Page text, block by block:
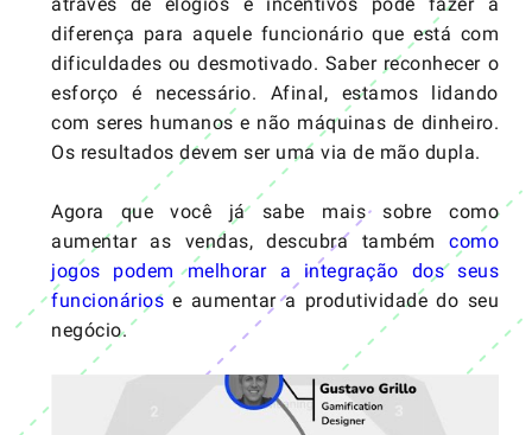
diferença para aquele funcionário que está com
dificuldades ou desmotivado. Saber reconhecer o
esforço é necessário. Afinal, estamos lidando
com seres humanos e não máquinas de dinheiro.
Os resultados devem ser uma via de mão dupla.
Agora que você já sabe mais sobre como
aumentar as vendas, descubra também como
jogos podem melhorar a integração dos seus
funcionários e aumentar a produtividade do seu
negócio.